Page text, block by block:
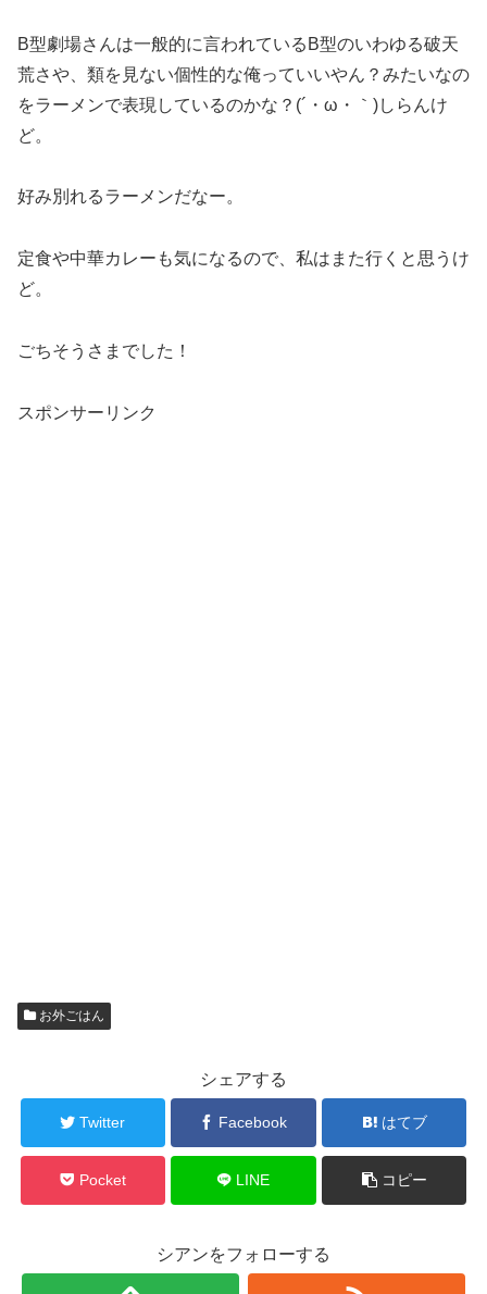
B型劇場さんは一般的に言われているB型のいわゆる破天
荒さや、類を見ない個性的な俺っていいやん？みたいなの
をラーメンで表現しているのかな？(´・ω・｀)しらんけ
ど。
好み別れるラーメンだなー。
定食や中華カレーも気になるので、私はまた行くと思うけ
ど。
ごちそうさまでした！
スポンサーリンク
お外ごはん
シェアする
Twitter Facebook はてブ
Pocket LINE コピー
シアンをフォローする